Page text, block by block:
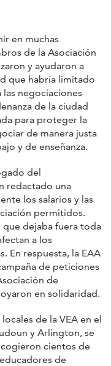
en muchas
de la Asociación
y ayudaron a
que habría limitado
negociaciones
de la ciudad
para proteger la
de manera justa
y de enseñanza.
del
redactado una
los salarios y las
permitidos.
dejaba fuera toda
a los
En respuesta, la EAA
de peticiones
de
en solidaridad.
de la VEA en el
y Arlington, se
cientos de
de